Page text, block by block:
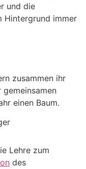
und die
Hintergrund immer
zusammen ihr
gemeinsamen
einen Baum.
Lehre zum
des